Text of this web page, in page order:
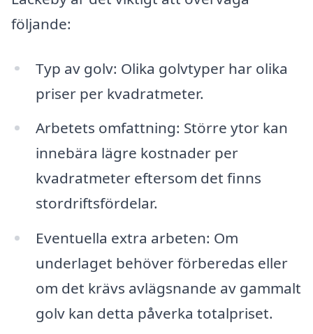
följande:
Typ av golv: Olika golvtyper har olika
priser per kvadratmeter.
Arbetets omfattning: Större ytor kan
innebära lägre kostnader per
kvadratmeter eftersom det finns
stordriftsfördelar.
Eventuella extra arbeten: Om
underlaget behöver förberedas eller
om det krävs avlägsnande av gammalt
golv kan detta påverka totalpriset.